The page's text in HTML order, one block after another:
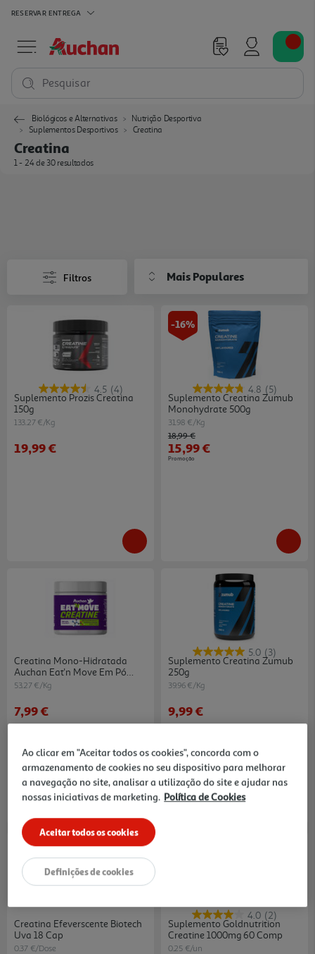
RESERVAR ENTREGA
Pesquisar
Biológicos e Alternativas
Nutrição Desportiva
Suplementos Desportivos
Creatina
Creatina
1 - 24 de 30 resultados
Filtros Mais Populares
4.5 (4)
Suplemento Prozis Creatina
150g
133.27 €/Kg
19,99 €
-16%
4.8 (5)
Suplemento Creatina Zumub
Monohydrate 500g
31.98 €/Kg
Price reduced from
18,99 €to
15,99 €
Promoção
Creatina Mono-Hidratada
Auchan Eat'n Move Em Pó
150g
53.27 €/Kg
7,99 €
5.0 (3)
Suplemento Creatina Zumub
250g
39.96 €/Kg
9,99 €
Creatina Efeverscente Biotech
Uva 18 Cap
0.37 €/Dose
4.0 (2)
Suplemento Goldnutrition
Creatine 1000mg 60 Comp
0.25 €/un
Ao clicar em "Aceitar todos os cookies", concorda com o
armazenamento de cookies no seu dispositivo para melhorar
a navegação no site, analisar a utilização do site e ajudar nas
nossas iniciativas de marketing. Política de Cookies
Aceitar todos os cookies
Definições de cookies